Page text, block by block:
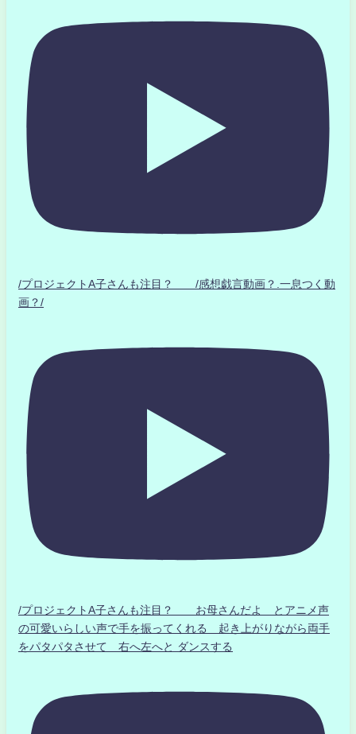
/プロジェクトA子さんも注目？ /感想戯言動画？.一息つく動
画？/
/プロジェクトA子さんも注目？ お母さんだよ とアニメ声
の可愛いらしい声で手を振ってくれる 起き上がりながら両手
をパタパタさせて 右へ左へと ダンスする